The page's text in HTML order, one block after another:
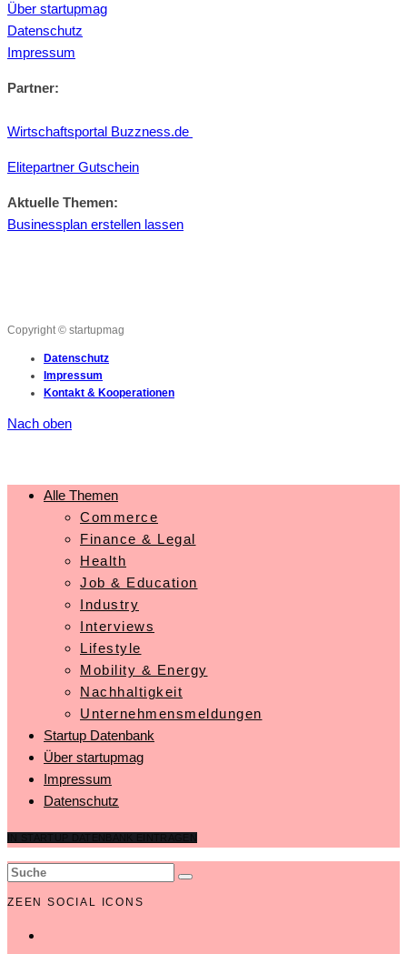
Über startupmag
Datenschutz
Impressum
Partner:
Wirtschaftsportal Buzzness.de
Elitepartner Gutschein
Aktuelle Themen:
Businessplan erstellen lassen
Copyright © startupmag
Datenschutz
Impressum
Kontakt & Kooperationen
Nach oben
Alle Themen
Commerce
Finance & Legal
Health
Job & Education
Industry
Interviews
Lifestyle
Mobility & Energy
Nachhaltigkeit
Unternehmensmeldungen
Startup Datenbank
Über startupmag
Impressum
Datenschutz
ZEEN SOCIAL ICONS